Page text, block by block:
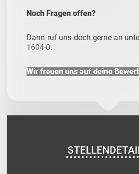
Noch Fragen offen?
Dann ruf uns doch gerne an
1604-0.
Wir freuen uns auf deine